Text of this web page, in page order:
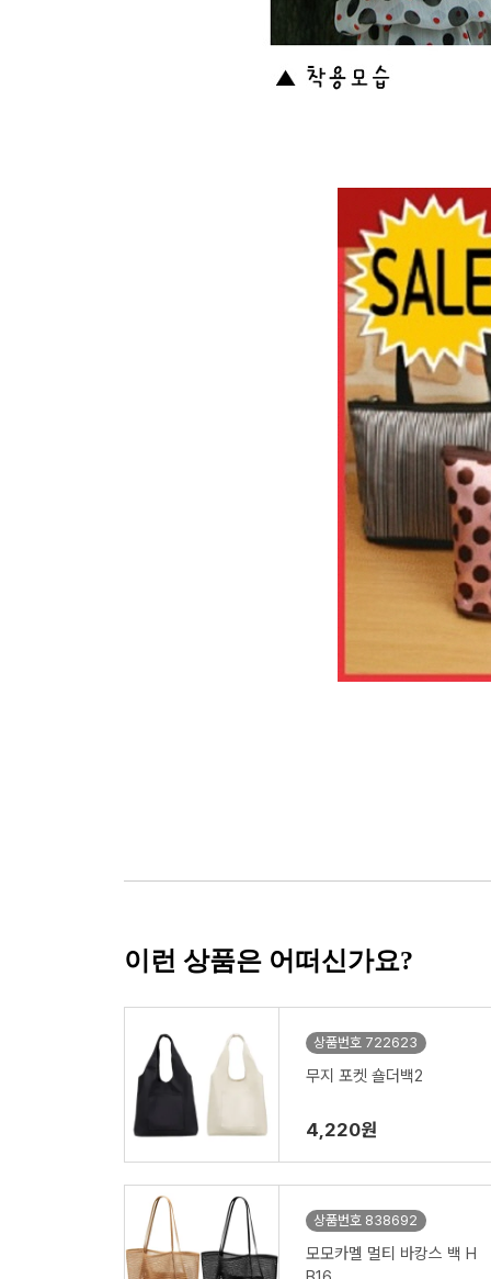
이런 상품은 어떠신가요?
상품번호 722623
무지 포켓 숄더백2
4,220원
상품번호 838692
모모카멜 멀티 바캉스 백 H